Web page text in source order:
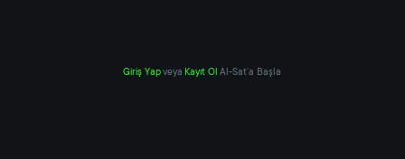
Giriş Yap veya Kayıt Ol Al-Sat’a Başla